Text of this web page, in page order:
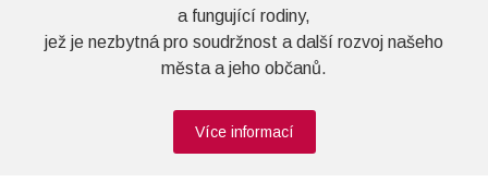
a fungující rodiny,
jež je nezbytná pro soudržnost a další rozvoj našeho
města a jeho občanů.
Více informací